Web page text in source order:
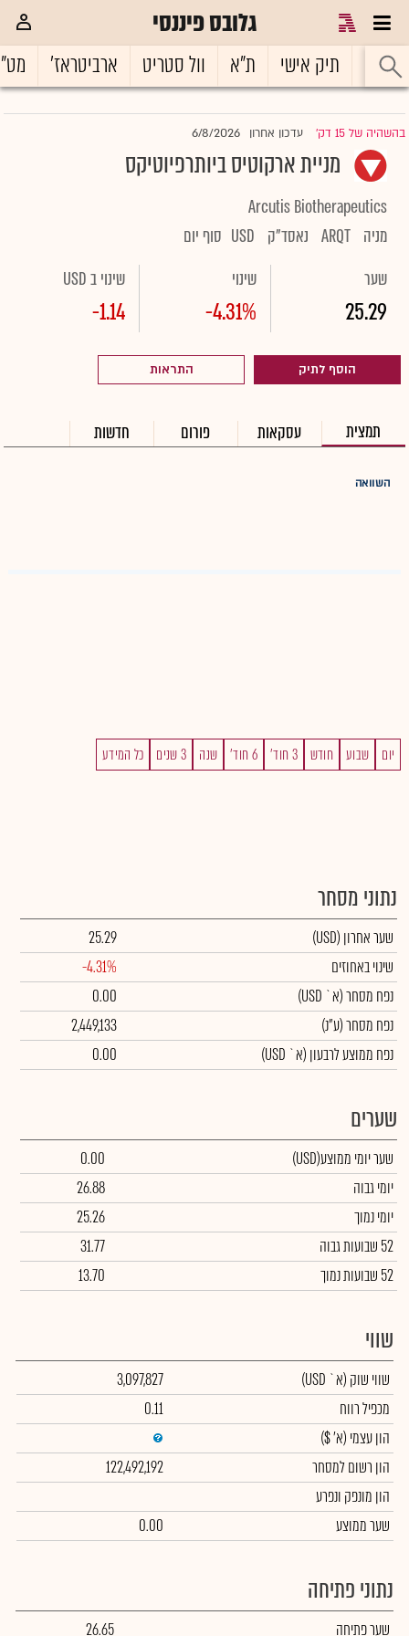
גלובס פיננסי
ראשי תיק אישי ת"א וול סטריט ארביטראז'
בהשהיה של 15 דק' |עדכון אחרון 6/8/2026
מניית ארקוטיס ביותרפיוטיקס
Arcutis Biotherapeutics
מניה ARQT נאסד"ק USD סוף יום
שער
25.29
שינוי
-4.31%
שינוי ב USD
-1.14
הוסף לתיק התראות
תמצית עסקאות פורום חדשות
השוואה
יום שבוע חודש 3 חוד' 6 חוד' שנה 3 שנים כל המידע
נתוני מסחר
שער אחרון (USD)
25.29
שינוי באחוזים
-4.31%
נפח מסחר(א` USD)
0.00
נפח מסחר(ע"נ)
2,449,133
נפח ממוצע לרבעון (א` USD)
0.00
שערים
שער יומי ממוצע(USD)
0.00
יומי גבוה
26.88
יומי נמוך
25.26
52 שבועות גבוה
31.77
52 שבועות נמוך
13.70
שווי
שווי שוק (א` USD)
3,097,827
מכפיל רווח
0.11
הון עצמי (א' $)
הון רשום למסחר
122,492,192
הון מונפק ונפרע
שער ממוצע
0.00
נתוני פתיחה
שער פתיחה 26.65